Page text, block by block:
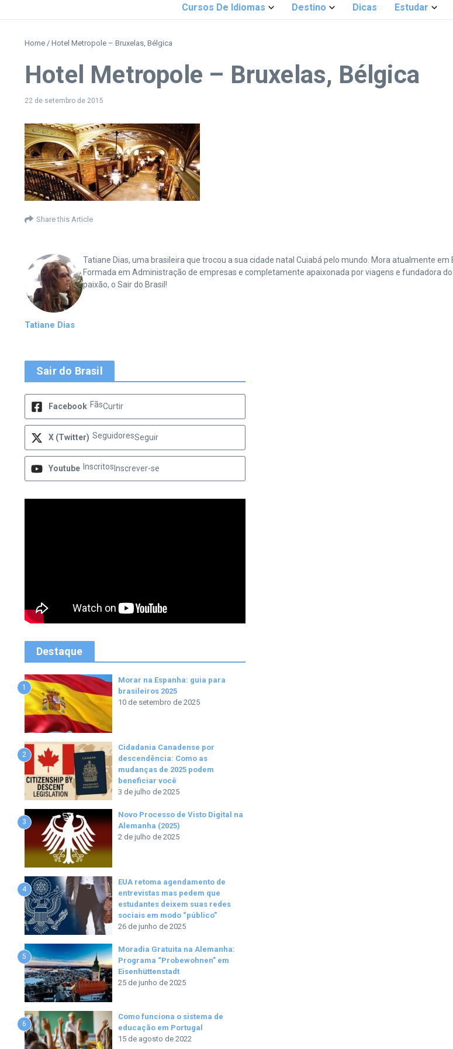
Cursos De Idiomas Destino Dicas Estudar
Home / Hotel Metropole – Bruxelas, Bélgica
Hotel Metropole – Bruxelas, Bélgica
22 de setembro de 2015
Share this Article
Tatiane Dias
Tatiane Dias, uma brasileira que trocou a sua cidade natal Cuiabá pelo mundo. Mora atualmente
Formada em Administração de empresas e completamente apaixonada por viagens e fundadora
paixão, o Sair do Brasil!
Sair do Brasil
Facebook FãsCurtir
X (Twitter) SeguidoresSeguir
Youtube Inscritos Inscrever-se
Destaque
1
Morar na Espanha: guia para
brasileiros 2025
10 de setembro de 2025
2
Cidadania Canadense por
descendência: Como as
mudanças de 2025 podem
beneficiar você
3 de julho de 2025
3
Novo Processo de Visto Digital na
Alemanha (2025)
2 de julho de 2025
4
EUA retoma agendamento de
entrevistas mas pedem que
estudantes deixem suas redes
sociais em modo “público”
26 de junho de 2025
5
Moradia Gratuita na Alemanha:
Programa “Probewohnen” em
Eisenhüttenstadt
25 de junho de 2025
6
Como funciona o sistema de
educação em Portugal
15 de agosto de 2022